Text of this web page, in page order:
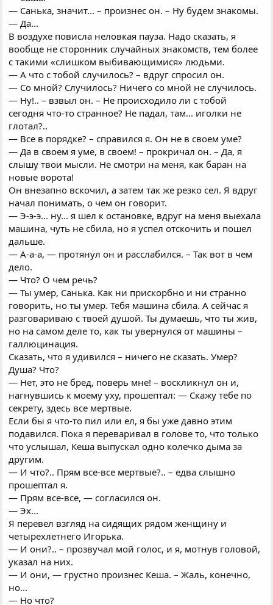
— Санька, значит... – произнес он. – Ну будем знакомы.
— Да...
В воздухе повисла неловкая пауза. Надо сказать, я
вообще не сторонник случайных знакомств, тем более
с такими «слишком выбивающимися» людьми.
— А что с тобой случилось? – вдруг спросил он.
— Со мной? Случилось? Ничего со мной не случилось.
— Ну!.. – взвыл он. – Не происходило ли с тобой
сегодня что-то странное? Не падал, там... иголки не
глотал?..
— Все в порядке? – справился я. Он не в своем уме?
— Да в своем я уме, в своем! – прокричал он. – Да, я
слышу твои мысли. Не смотри на меня, как баран на
новые ворота!
Он внезапно вскочил, а затем так же резко сел. Я вдруг
начал понимать, о чем он говорит.
— Э-э-э... ну... я шел к остановке, вдруг на меня выехала
машина, чуть не сбила, но я успел отскочить и пошел
дальше.
— А-а-а, — протянул он и расслабился. – Так вот в чем
дело.
— Что? О чем речь?
— Ты умер, Санька. Как ни прискорбно и ни странно
говорить, но ты умер. Тебя машина сбила. А сейчас я
разговариваю с твоей душой. Ты думаешь, что ты жив,
но на самом деле то, как ты увернулся от машины –
галлюцинация.
Сказать, что я удивился – ничего не сказать. Умер?
Душа? Что?
— Нет, это не бред, поверь мне! – воскликнул он и,
нагнувшись к моему уху, прошептал: — Скажу тебе по
секрету, здесь все мертвые.
Если бы я что-то пил или ел, я бы уже давно этим
подавился. Пока я переваривал в голове то, что только
что услышал, Кеша выпускал одно колечко дыма за
другим.
— И что?.. Прям все-все мертвые?.. – едва слышно
прошептал я.
— Прям все-все, — согласился он.
— Эх...
Я перевел взгляд на сидящих рядом женщину и
четырехлетнего Игорька.
— И они?.. – прозвучал мой голос, и я, мотнув головой,
указал на них.
— И они, — грустно произнес Кеша. – Жаль, конечно,
но...
— Но что?